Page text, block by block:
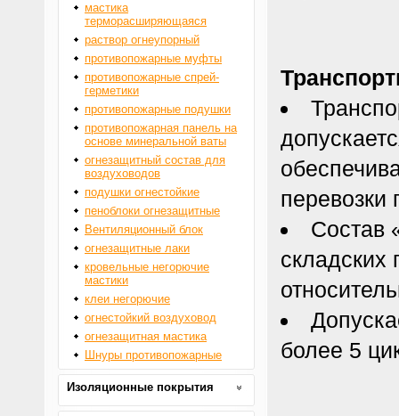
перевозки
Состав
более 5
мастика
терморасширяющаяся
раствор огнеупорный
противопожарные муфты
противопожарные спрей-
герметики
противопожарные подушки
противопожарная панель на
основе минеральной ваты
огнезащитный состав для
воздуховодов
подушки огнестойкие
пеноблоки огнезащитные
Вентиляционный блок
огнезащитные лаки
кровельные негорючие
мастики
клеи негорючие
огнестойкий воздуховод
огнезащитная мастика
Шнуры противопожарные
Изоляционные покрытия